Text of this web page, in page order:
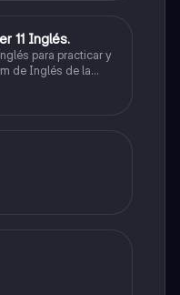
11 Inglés.
para practicar y
de Inglés de la